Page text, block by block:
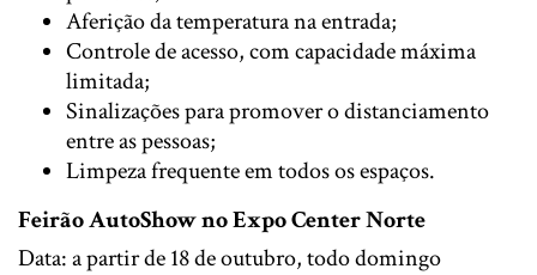
Aferição da temperatura na entrada;
Controle de acesso, com capacidade máxima
limitada;
Sinalizações para promover o distanciamento
entre as pessoas;
Limpeza frequente em todos os espaços.
Feirão AutoShow no Expo Center Norte
Data: a partir de 18 de outubro, todo domingo